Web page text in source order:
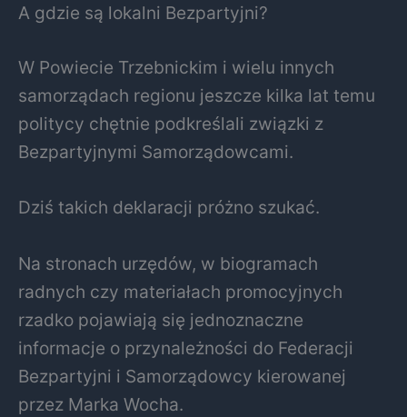
A gdzie są lokalni Bezpartyjni?
W Powiecie Trzebnickim i wielu innych
samorządach regionu jeszcze kilka lat temu
politycy chętnie podkreślali związki z
Bezpartyjnymi Samorządowcami.
Dziś takich deklaracji próżno szukać.
Na stronach urzędów, w biogramach
radnych czy materiałach promocyjnych
rzadko pojawiają się jednoznaczne
informacje o przynależności do Federacji
Bezpartyjni i Samorządowcy kierowanej
przez Marka Wocha.